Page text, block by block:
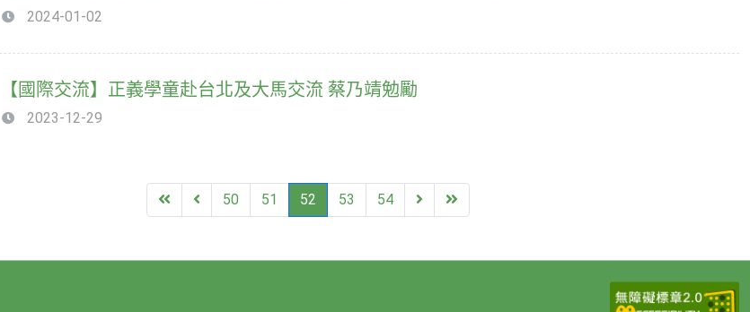
2024-01-02
【國際交流】正義學童赴台北及大馬交流 蔡乃靖勉勵
2023-12-29
First Previous
50 51 52 53 54 Next